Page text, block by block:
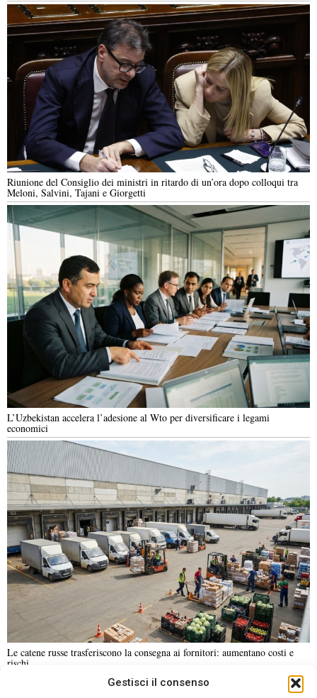
Gestisci il consenso
Riunione del Consiglio dei ministri in ritardo di un’ora dopo colloqui tra
Meloni, Salvini, Tajani e Giorgetti
L’Uzbekistan accelera l’adesione al Wto per diversificare i legami
economici
Le catene russe trasferiscono la consegna ai fornitori: aumentano costi e
rischi